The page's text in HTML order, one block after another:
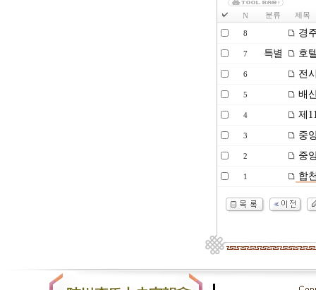
N 분류 제목
8 경
7 특별 호
6 전
5 배
4 제
3 중
2 중
1 합